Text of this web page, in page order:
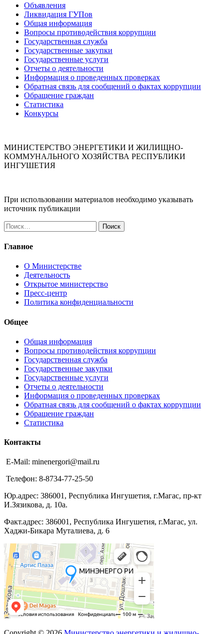
Объявления
Ликвидация ГУПов
Общая информация
Вопросы противодействия коррупции
Государственная служба
Государственные закупки
Государственные услуги
Отчеты о деятельности
Информация о проведенных проверках
Обратная связь для сообщений о фактах коррупции
Обращение граждан
Статистика
Конкурсы
МИНИСТЕРСТВО ЭНЕРГЕТИКИ И ЖИЛИЩНО-
КОММУНАЛЬНОГО ХОЗЯЙСТВА РЕСПУБЛИКИ
ИНГУШЕТИЯ
При использовании материалов необходимо указывать
источник публикации
Найти:
Главное
О Министерстве
Деятельность
Открытое министерство
Пресс-центр
Политика конфиденциальности
Общее
Общая информация
Вопросы противодействия коррупции
Государственная служба
Государственные закупки
Государственные услуги
Отчеты о деятельности
Информация о проведенных проверках
Обратная связь для сообщений о фактах коррупции
Обращение граждан
Статистика
Контакты
E-Mail: minenergori@mail.ru
Телефон: 8-8734-77-25-50
Юр.адрес: 386001, Республика Ингушетия, г.Магас, пр-кт
И.Зязикова, д. 10а.
Факт.адрес: 386001, Республика Ингушетия, г.Магас, ул.
Хаджи-Бикара Муталиева, д. 6